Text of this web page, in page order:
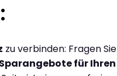
zu verbinden: Fragen Sie
für Ihren